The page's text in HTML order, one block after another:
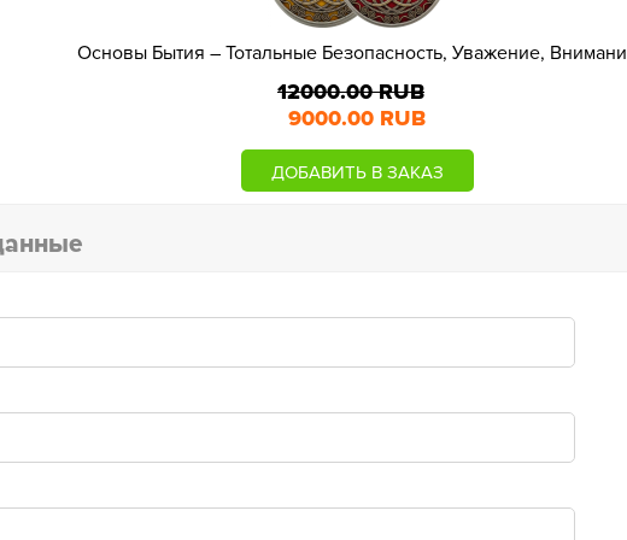
Основы Бытия – Тотальные Безопасность, Уважение,
12000.00 RUB
9000.00 RUB
ДОБАВИТЬ В ЗАКАЗ